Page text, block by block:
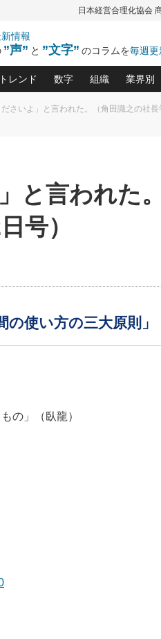
日本経営合理化協会
情報
”声” と ”文字” のコラムを毎週更
日号）
」の極意
ャパンの成功要因と
ておきたい、知っておきたい、や
産管理講座(95)
F・グジバチの『経営戦略の新常識
かくあるべし(635)
の「社長の３分間スピーチ」ネタ帳
営知になる考え方」(57)
お願いしたいと思われる「一流の
つくる 人と組織を動かす(200)
トレンド
北村森の「今月のヒット商品」(109)
次の売れ筋をつかむ術(102)
社長のメシの種 4.0(206)
数字
おカネが残る決算書
会社を守り抜くため
強い決算書の会社はコ
賢い社長の「経理財
銀行交渉はこうしなさ
組織
職場の生産性
賃金決定の定
顧客・社員・
業界別
大久
柿内
さいよ」と言われた。（角田識之の社長
と言われた
号）
の使い方の三大原則」
の」（臥龍）